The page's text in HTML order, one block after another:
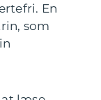
En
som